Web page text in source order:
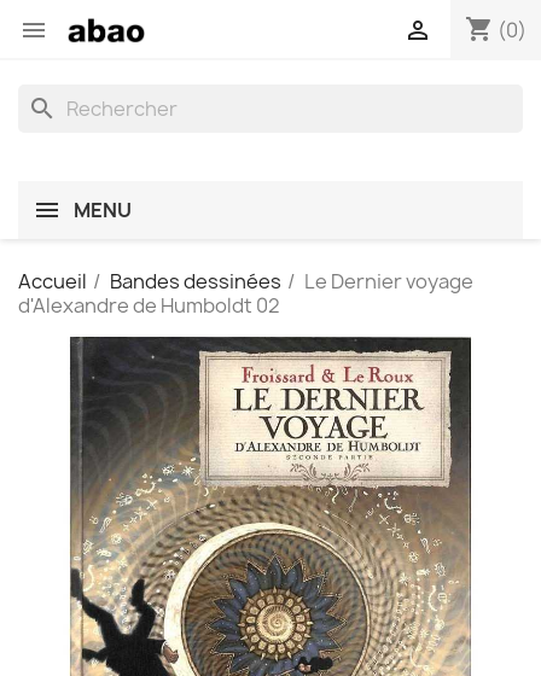
 shopping_cart (0)

search
MENU
Accueil Bandes dessinées
Le Dernier voyage
d'Alexandre de Humboldt 02